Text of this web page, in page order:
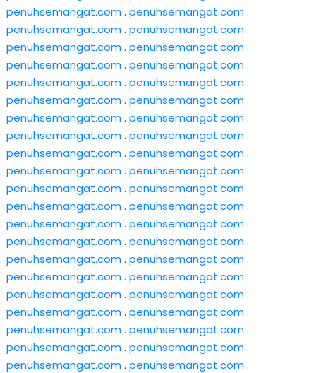
penuhsemangat.com. penuhsemangat.com.
penuhsemangat.com. penuhsemangat.com.
penuhsemangat.com. penuhsemangat.com.
penuhsemangat.com. penuhsemangat.com.
penuhsemangat.com. penuhsemangat.com.
penuhsemangat.com. penuhsemangat.com.
penuhsemangat.com. penuhsemangat.com.
penuhsemangat.com. penuhsemangat.com.
penuhsemangat.com. penuhsemangat.com.
penuhsemangat.com. penuhsemangat.com.
penuhsemangat.com. penuhsemangat.com.
penuhsemangat.com. penuhsemangat.com.
penuhsemangat.com. penuhsemangat.com.
penuhsemangat.com. penuhsemangat.com.
penuhsemangat.com. penuhsemangat.com.
penuhsemangat.com. penuhsemangat.com.
penuhsemangat.com. penuhsemangat.com.
penuhsemangat.com. penuhsemangat.com.
penuhsemangat.com. penuhsemangat.com.
penuhsemangat.com. penuhsemangat.com.
penuhsemangat.com. penuhsemangat.com.